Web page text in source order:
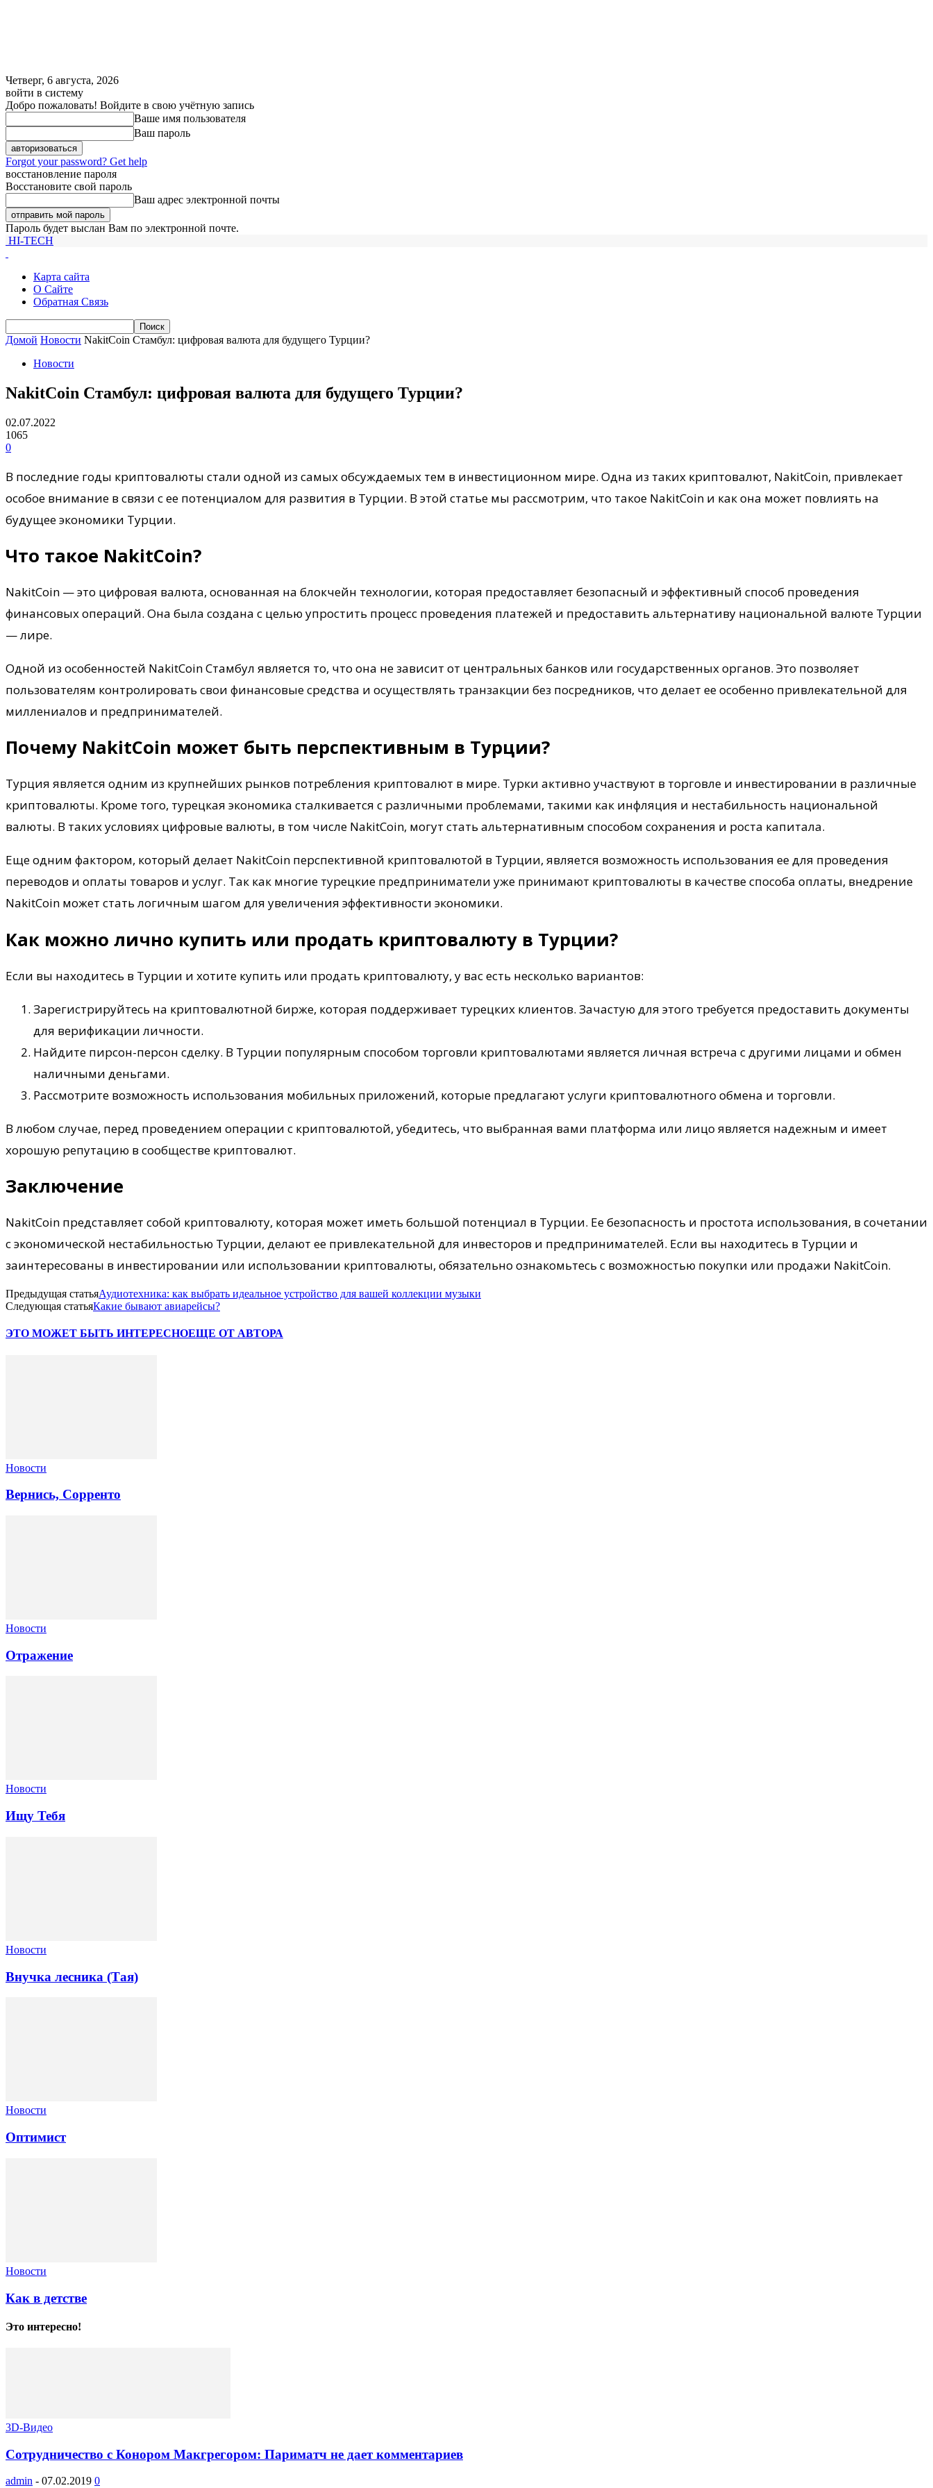
Четверг, 6 августа, 2026
войти в систему
Добро пожаловать! Войдите в свою учётную запись
Ваше имя пользователя
Ваш пароль
Forgot your password? Get help
восстановление пароля
Восстановите свой пароль
Ваш адрес электронной почты
Пароль будет выслан Вам по электронной почте.
HI-TECH
Карта сайта
О Сайте
Обратная Связь
Домой Новости NakitCoin Стамбул: цифровая валюта для будущего Турции?
Новости
NakitCoin Стамбул: цифровая валюта для будущего Турции?
02.07.2022
1065
0
В последние годы криптовалюты стали одной из самых обсуждаемых тем в инвестиционном мире. Одна из таких криптовалют, NakitCoin, привлекает
особое внимание в связи с ее потенциалом для развития в Турции. В этой статье мы рассмотрим, что такое NakitCoin и как она может повлиять на
будущее экономики Турции.
Что такое NakitCoin?
NakitCoin — это цифровая валюта, основанная на блокчейн технологии, которая предоставляет безопасный и эффективный способ проведения
финансовых операций. Она была создана с целью упростить процесс проведения платежей и предоставить альтернативу национальной валюте Турции
— лире.
Одной из особенностей NakitCoin Стамбул является то, что она не зависит от центральных банков или государственных органов. Это позволяет
пользователям контролировать свои финансовые средства и осуществлять транзакции без посредников, что делает ее особенно привлекательной для
миллениалов и предпринимателей.
Почему NakitCoin может быть перспективным в Турции?
Турция является одним из крупнейших рынков потребления криптовалют в мире. Турки активно участвуют в торговле и инвестировании в различные
криптовалюты. Кроме того, турецкая экономика сталкивается с различными проблемами, такими как инфляция и нестабильность национальной
валюты. В таких условиях цифровые валюты, в том числе NakitCoin, могут стать альтернативным способом сохранения и роста капитала.
Еще одним фактором, который делает NakitCoin перспективной криптовалютой в Турции, является возможность использования ее для проведения
переводов и оплаты товаров и услуг. Так как многие турецкие предприниматели уже принимают криптовалюты в качестве способа оплаты, внедрение
NakitCoin может стать логичным шагом для увеличения эффективности экономики.
Как можно лично купить или продать криптовалюту в Турции?
Если вы находитесь в Турции и хотите купить или продать криптовалюту, у вас есть несколько вариантов:
Зарегистрируйтесь на криптовалютной бирже, которая поддерживает турецких клиентов. Зачастую для этого требуется предоставить документы
для верификации личности.
Найдите пирсон-персон сделку. В Турции популярным способом торговли криптовалютами является личная встреча с другими лицами и обмен
наличными деньгами.
Рассмотрите возможность использования мобильных приложений, которые предлагают услуги криптовалютного обмена и торговли.
В любом случае, перед проведением операции с криптовалютой, убедитесь, что выбранная вами платформа или лицо является надежным и имеет
хорошую репутацию в сообществе криптовалют.
Заключение
NakitCoin представляет собой криптовалюту, которая может иметь большой потенциал в Турции. Ее безопасность и простота использования, в сочетании
с экономической нестабильностью Турции, делают ее привлекательной для инвесторов и предпринимателей. Если вы находитесь в Турции и
заинтересованы в инвестировании или использовании криптовалюты, обязательно ознакомьтесь с возможностью покупки или продажи NakitCoin.
Предыдущая статьяАудиотехника: как выбрать идеальное устройство для вашей коллекции музыки
Следующая статьяКакие бывают авиарейсы?
ЭТО МОЖЕТ БЫТЬ ИНТЕРЕСНОЕЩЕ ОТ АВТОРА
Новости
Вернись, Сорренто
Новости
Отражение
Новости
Ищу Тебя
Новости
Внучка лесника (Тая)
Новости
Оптимист
Новости
Как в детстве
Это интересно!
3D-Видео
Сотрудничество с Конором Макгрегором: Париматч не дает комментариев
admin - 07.02.2019 0